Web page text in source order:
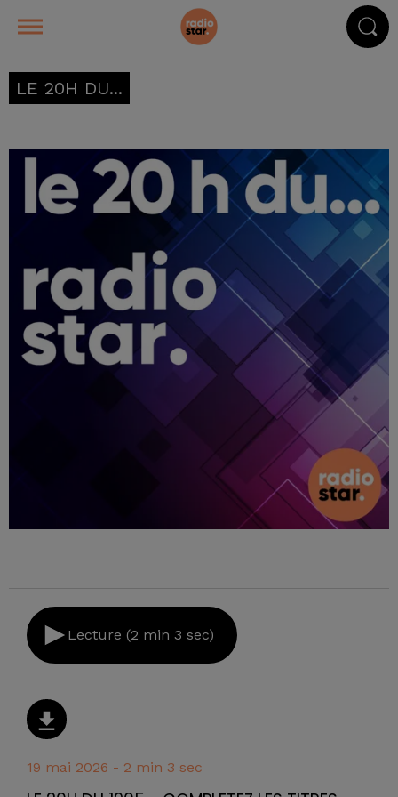
LE 20H DU...
Lecture (2 min 3 sec)
19 mai 2026 - 2 min 3 sec